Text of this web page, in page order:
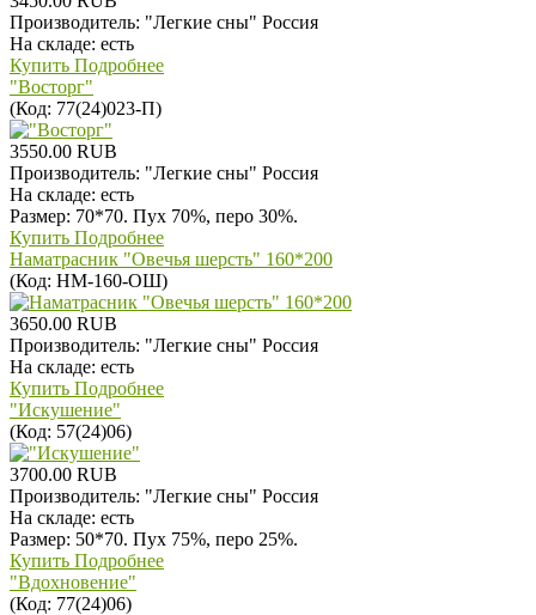
Производитель: "Легкие сны" Россия
На складе: есть
Купить Подробнее
"Восторг"
(Код: 77(24)023-П)
3550.00 RUB
Производитель: "Легкие сны" Россия
На складе: есть
Размер: 70*70. Пух 70%, перо 30%.
Купить Подробнее
Наматрасник "Овечья шерсть" 160*200
(Код: НМ-160-ОШ)
3650.00 RUB
Производитель: "Легкие сны" Россия
На складе: есть
Купить Подробнее
"Искушение"
(Код: 57(24)06)
3700.00 RUB
Производитель: "Легкие сны" Россия
На складе: есть
Размер: 50*70. Пух 75%, перо 25%.
Купить Подробнее
"Вдохновение"
(Код: 77(24)06)